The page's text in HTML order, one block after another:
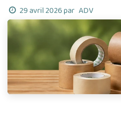
29 avril 2026par ADV